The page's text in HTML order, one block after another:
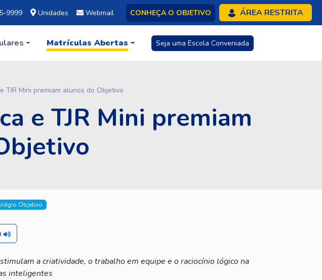
9999 Unidades Webmail CONHEÇA O OBJETIVO ÁREA RESTRITA
Matrículas Abertas Seja uma Escola Conveniada
TJR Mini premiam alunos do Objetivo
e TJR Mini premiam
Objetivo
a criatividade, o trabalho em equipe e o raciocínio lógico na
inteligentes